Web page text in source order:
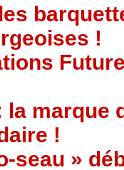
!
la marque
!
seau »